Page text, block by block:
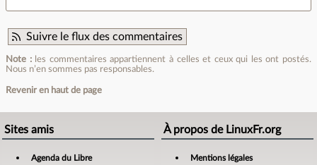
Suivre le flux des commentaires
Note :les commentaires appartiennent à celles et ceux qui les ont postés.
Nous n’en sommes pas responsables.
Revenir en haut de page
Sites amis
Agenda du Libre
À propos de LinuxFr.org
Mentions légales